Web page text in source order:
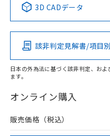
Pb Hg
O
在庫等で未対応品が混在す
問い合わせください。
3D CADデータ
該非判定見解書/項目
日本の外為法に基づく該非判定、お
ます。
オンライン購入
販売価格（税込）